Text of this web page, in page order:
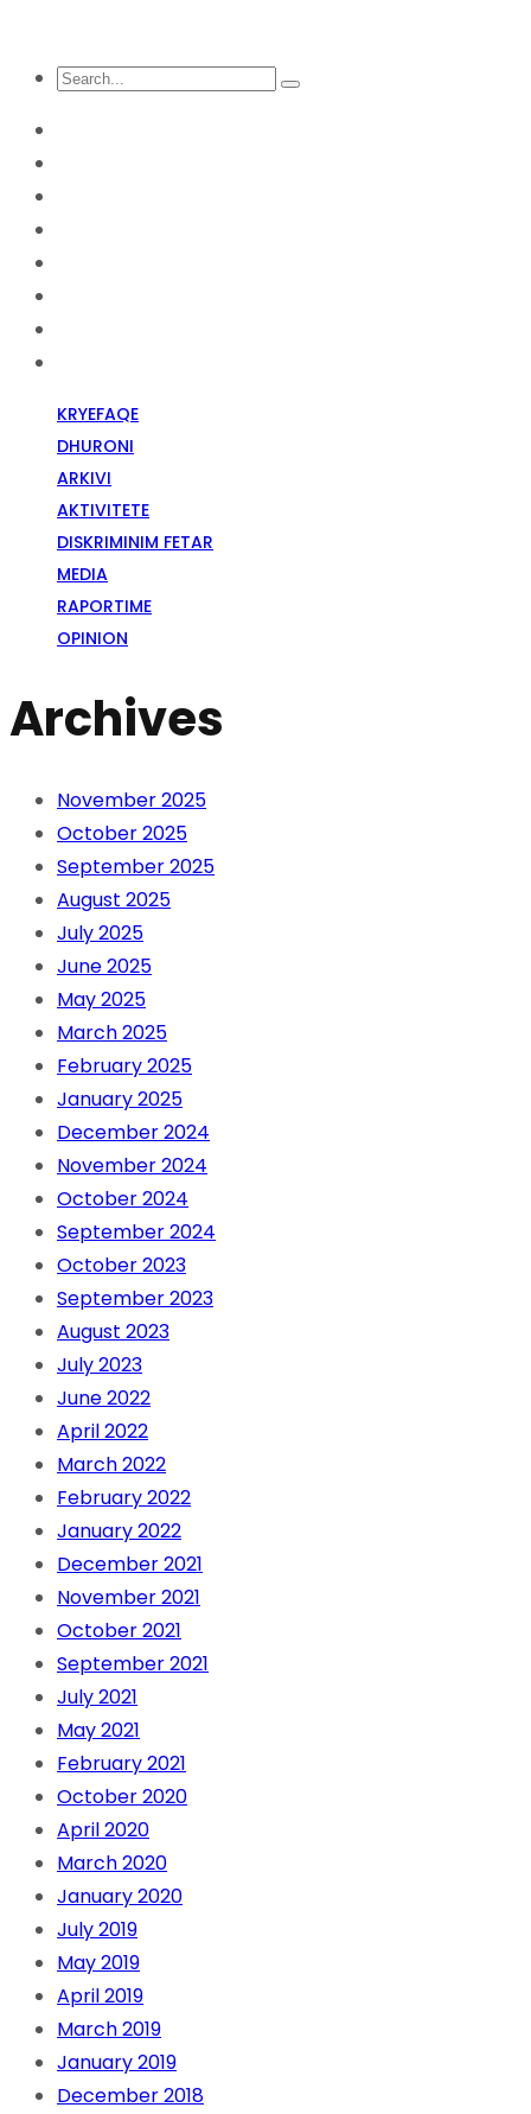
KRYEFAQE
DHURONI
ARKIVI
AKTIVITETE
DISKRIMINIM FETAR
MEDIA
RAPORTIME
OPINION
Archives
November 2025
October 2025
September 2025
August 2025
July 2025
June 2025
May 2025
March 2025
February 2025
January 2025
December 2024
November 2024
October 2024
September 2024
October 2023
September 2023
August 2023
July 2023
June 2022
April 2022
March 2022
February 2022
January 2022
December 2021
November 2021
October 2021
September 2021
July 2021
May 2021
February 2021
October 2020
April 2020
March 2020
January 2020
July 2019
May 2019
April 2019
March 2019
January 2019
December 2018